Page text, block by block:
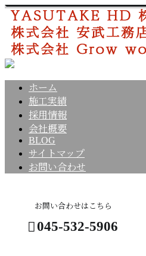
ホーム
施工実績
採用情報
会社概要
BLOG
サイトマップ
お問い合わせ
お問い合わせはこちら
045-532-5906